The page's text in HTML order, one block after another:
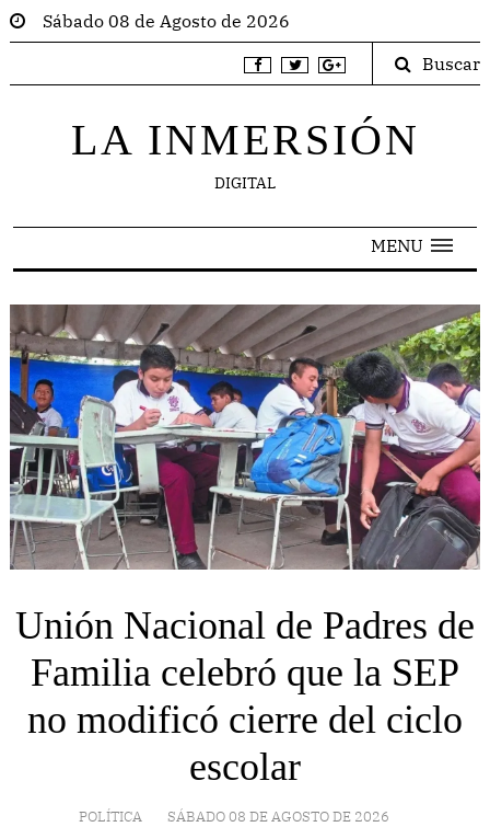
Sábado 08 de Agosto de 2026
Buscar
LA INMERSIÓN
DIGITAL
MENU
Unión Nacional de Padres de
Familia celebró que la SEP
no modificó cierre del ciclo
escolar
POLÍTICA SÁBADO 08 DE AGOSTO DE 2026